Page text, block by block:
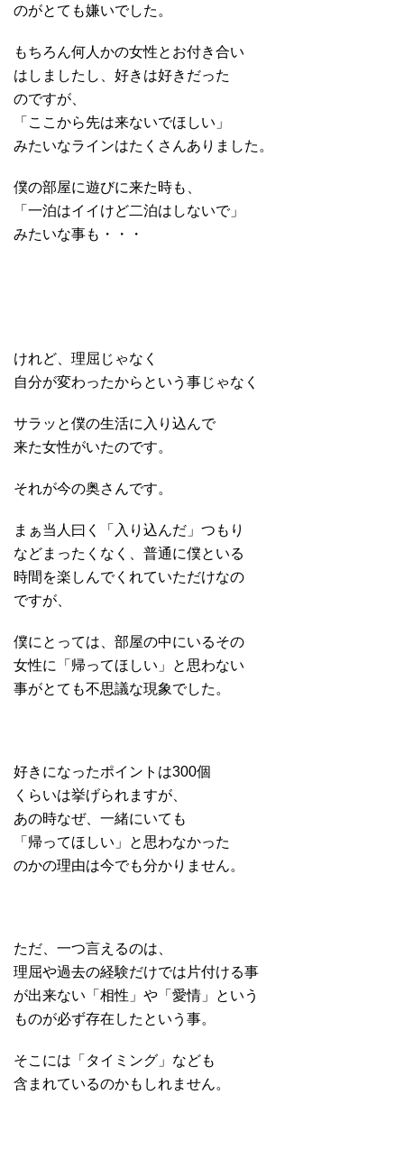
のがとても嫌いでした。
もちろん何人かの女性とお付き合い
はしましたし、好きは好きだった
のですが、
「ここから先は来ないでほしい」
みたいなラインはたくさんありました。
僕の部屋に遊びに来た時も、
「一泊はイイけど二泊はしないで」
みたいな事も・・・
けれど、理屈じゃなく
自分が変わったからという事じゃなく
サラッと僕の生活に入り込んで
来た女性がいたのです。
それが今の奥さんです。
まぁ当人曰く「入り込んだ」つもり
などまったくなく、普通に僕といる
時間を楽しんでくれていただけなの
ですが、
僕にとっては、部屋の中にいるその
女性に「帰ってほしい」と思わない
事がとても不思議な現象でした。
好きになったポイントは300個
くらいは挙げられますが、
あの時なぜ、一緒にいても
「帰ってほしい」と思わなかった
のかの理由は今でも分かりません。
ただ、一つ言えるのは、
理屈や過去の経験だけでは片付ける事
が出来ない「相性」や「愛情」という
ものが必ず存在したという事。
そこには「タイミング」なども
含まれているのかもしれません。